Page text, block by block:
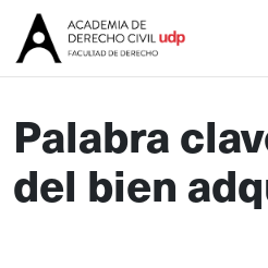
Palabra
del bien